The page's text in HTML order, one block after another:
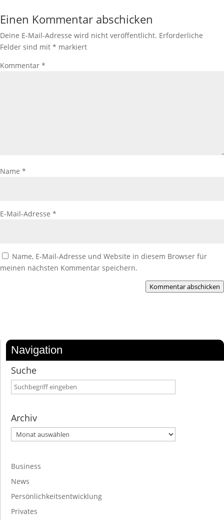
Einen Kommentar abschicken
Deine E-Mail-Adresse wird nicht veröffentlicht. Erforderliche
Felder sind mit * markiert
Kommentar *
Name *
E-Mail-Adresse *
Name, E-Mail-Adresse und Website in diesem Browser für
meinen nächsten Kommentar speichern.
Kommentar abschicken
Navigation
Suche
Archiv
Archiv
Business
News
Persönlichkeitsentwicklung
Privates